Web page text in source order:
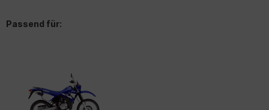
Passend für: